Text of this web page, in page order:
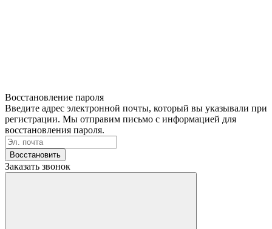
Восстановление пароля
Введите адрес электронной почты, который вы указывали при
регистрации. Мы отправим письмо с информацией для
восстановления пароля.
Восстановить
Заказать звонок